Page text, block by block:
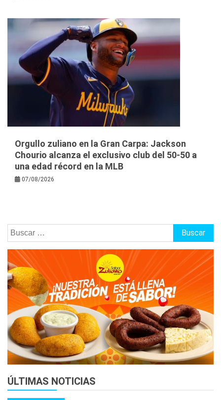
Orgullo zuliano en la Gran Carpa: Jackson
Chourio alcanza el exclusivo club del 50-50 a
una edad récord en la MLB
07/08/2026
Buscar:
ÚLTIMAS NOTICIAS